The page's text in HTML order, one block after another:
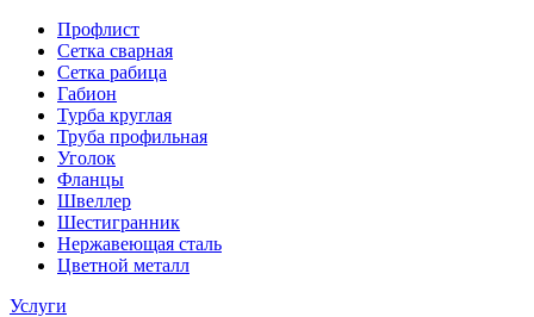
Профлист
Сетка сварная
Сетка рабица
Габион
Турба круглая
Труба профильная
Уголок
Фланцы
Швеллер
Шестигранник
Нержавеющая сталь
Цветной металл
Услуги